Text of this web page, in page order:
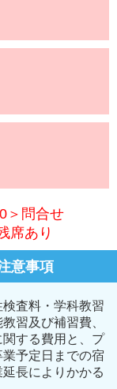
＞問合せ
席あり
意事項
検査料・学科教習
習及び補習費、
する費用と、プ
予定日までの宿
長によりかかる